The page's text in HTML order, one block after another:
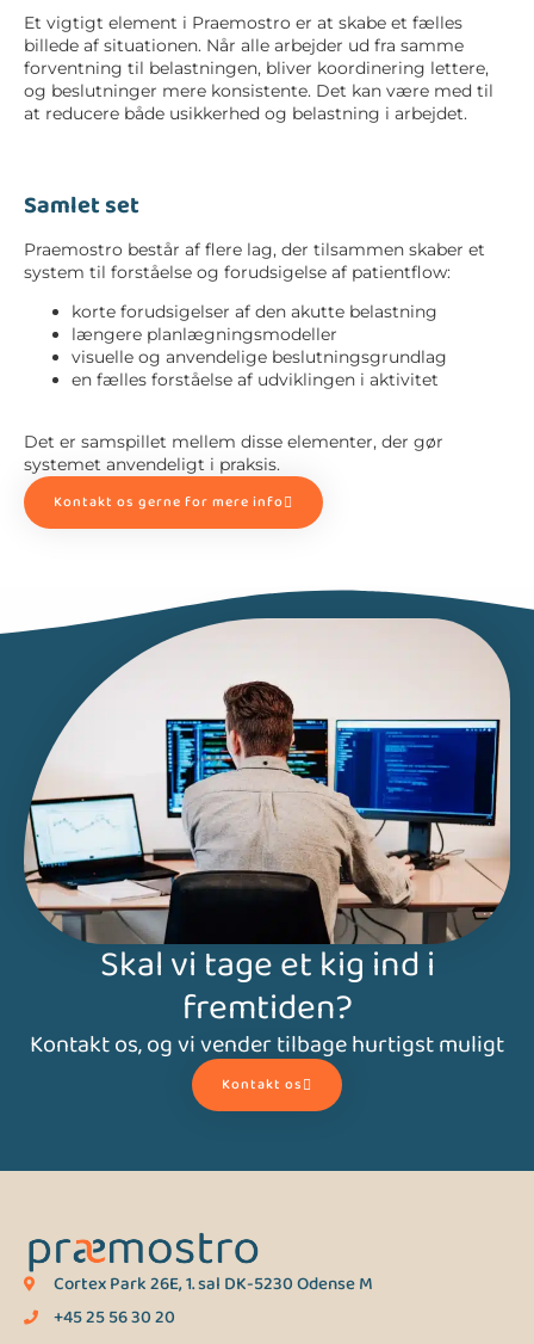
Et vigtigt element i Praemostro er at skabe et fælles
billede af situationen. Når alle arbejder ud fra samme
forventning til belastningen, bliver koordinering lettere,
og beslutninger mere konsistente. Det kan være med til
at reducere både usikkerhed og belastning i arbejdet.
Samlet set
Praemostro består af flere lag, der tilsammen skaber et
system til forståelse og forudsigelse af patientflow:
korte forudsigelser af den akutte belastning
længere planlægningsmodeller
visuelle og anvendelige beslutningsgrundlag
en fælles forståelse af udviklingen i aktivitet
Det er samspillet mellem disse elementer, der gør
systemet anvendeligt i praksis.
Kontakt os gerne for mere info
Skal vi tage et kig ind i
fremtiden?
Kontakt os, og vi vender tilbage hurtigst muligt
Kontakt os
Cortex Park 26E, 1. sal DK-5230 Odense M
+45 25 56 30 20